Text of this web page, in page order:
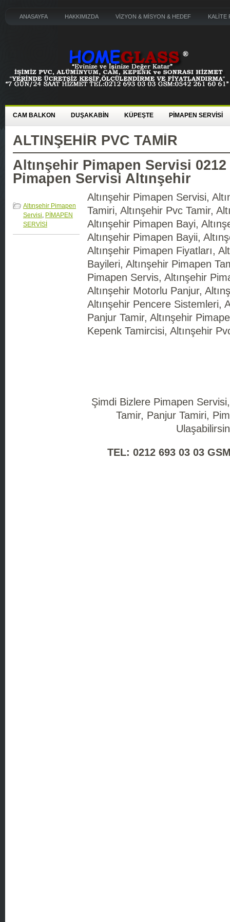
ANASAYFA HAKKIMIZDA VİZYON & MİSYON & HEDEF KALİTE
CAM BALKON DUŞAKABİN KÜPEŞTE PİMAPEN SERVİSİ
ALTINŞEHIR PVC TAMIR
Altınşehir Pimapen Servisi 0212
Pimapen Servisi Altınşehir
Altınşehir Pimapen
Servisi, PİMAPEN
SERVİSİ
Altınşehir Pimapen Servisi,
Tamiri, Altınşehir Pvc Tamir,
Altınşehir Pimapen Bayi,
Altınşehir Pimapen Bayii,
Altınşehir Pimapen Fiyatları,
Bayileri, Altınşehir Pimapen
Pimapen Servis, Altınşehir
Altınşehir Motorlu Panjur,
Altınşehir Pencere Sistemleri,
Panjur Tamir, Altınşehir
Kepenk Tamircisi, Altınşehir
Şimdi Bizlere Pimapen
Tamir, Panjur Tamiri,
TEL: 0212 693 03 03